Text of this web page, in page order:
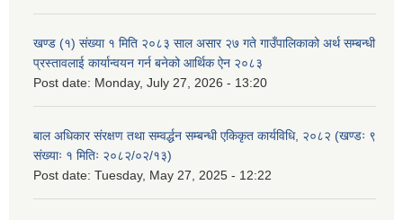
खण्ड (१) संख्या १ मिति २०८३ साल असार २७ गते गाउँपालिकाको अर्थ सम्बन्धी
प्रस्तावलाई कार्यान्वयन गर्न बनेको आर्थिक ऐन २०८३
Post date: Monday, July 27, 2026 - 13:20
बाल अधिकार संरक्षण तथा सम्वर्द्धन सम्बन्धी एकिकृत कार्यविधि, २०८२ (खण्डः ९
संख्याः १ मितिः २०८२/०२/१३)
Post date: Tuesday, May 27, 2025 - 12:22